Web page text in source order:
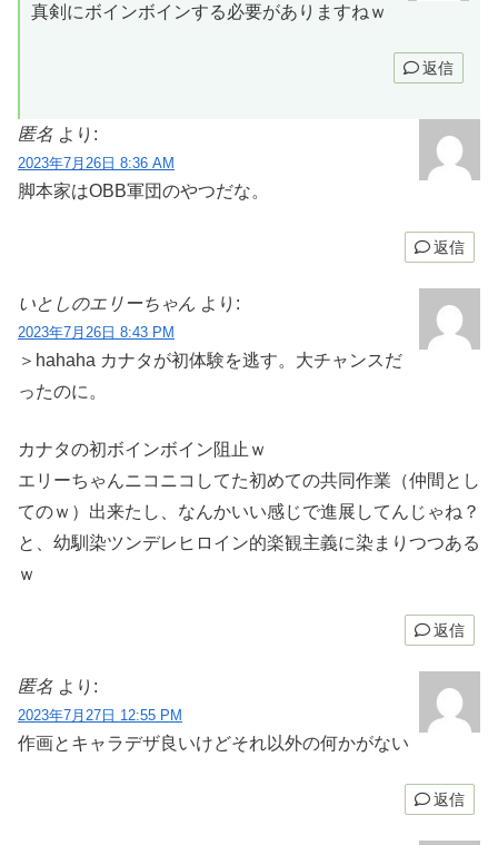
真剣にボインボインする必要がありますねｗ
返信
匿名 より:
2023年7月26日 8:36 AM
脚本家はOBB軍団のやつだな。
返信
いとしのエリーちゃん より:
2023年7月26日 8:43 PM
＞hahaha カナタが初体験を逃す。大チャンスだ
ったのに。
カナタの初ボインボイン阻止ｗ
エリーちゃんニコニコしてた初めての共同作業（仲間とし
てのｗ）出来たし、なんかいい感じで進展してんじゃね？
と、幼馴染ツンデレヒロイン的楽観主義に染まりつつある
ｗ
返信
匿名 より:
2023年7月27日 12:55 PM
作画とキャラデザ良いけどそれ以外の何かがない
返信